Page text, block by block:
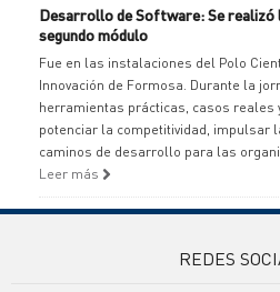
Desarrollo de Software: Se realizó
segundo módulo
Fue en las instalaciones del Polo
Innovación de Formosa. Durante la
herramientas prácticas, casos reales
potenciar la competitividad, impulsar
caminos de desarrollo para las
Leer más
REDES